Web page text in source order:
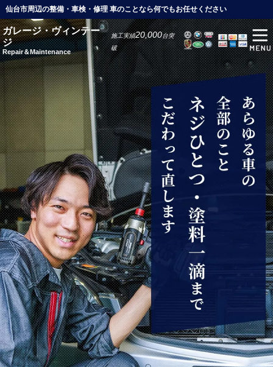
仙台市周辺の整備・車検・修理 車のことなら何でもお任せください
ガレージ・ヴィンテー
ジ
Repair＆Maintenance
施工実績20,000台突
破